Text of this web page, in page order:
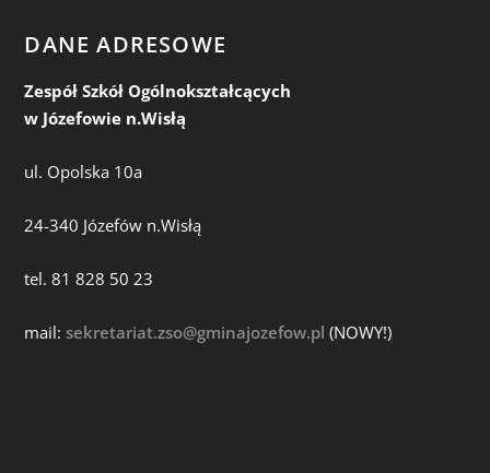
DANE ADRESOWE
Zespół Szkół Ogólnokształcących
w Józefowie n.Wisłą
ul. Opolska 10a
24-340 Józefów n.Wisłą
tel. 81 828 50 23
mail:sekretariat.zso@gminajozefow.pl (NOWY!)